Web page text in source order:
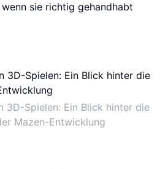
sie richtig gehandhabt
3D-Spielen: Ein Blick hinter die
Mazen-Entwicklung